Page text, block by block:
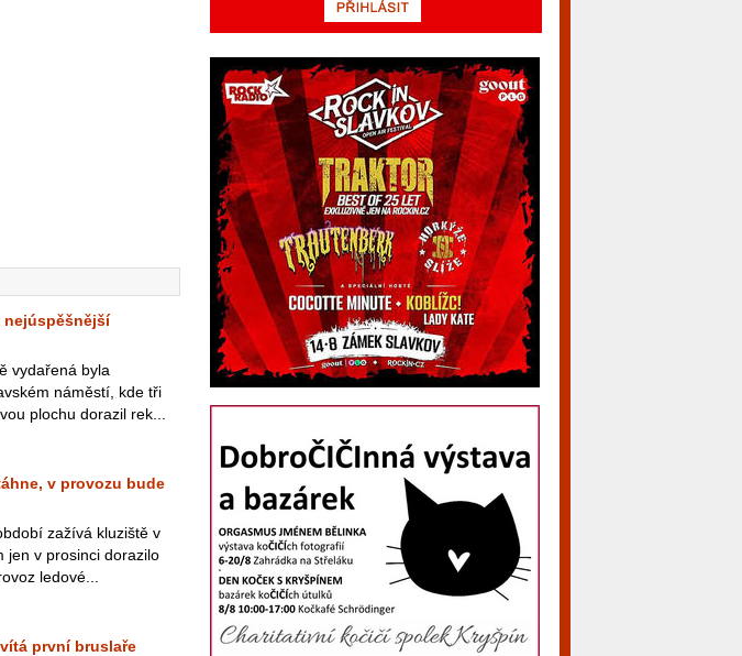
nejúspěšnější
vydařená byla
náměstí, kde tři
plochu dorazil rek...
v provozu bude
zažívá kluziště v
jen v prosinci dorazilo
ledové...
první bruslaře